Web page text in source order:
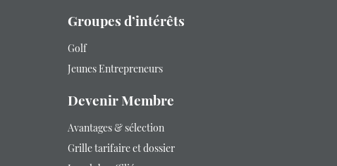
Groupes d’intérêts
Golf
Jeunes Entrepreneurs
Devenir Membre
Avantages & sélection
Grille tarifaire et dossier